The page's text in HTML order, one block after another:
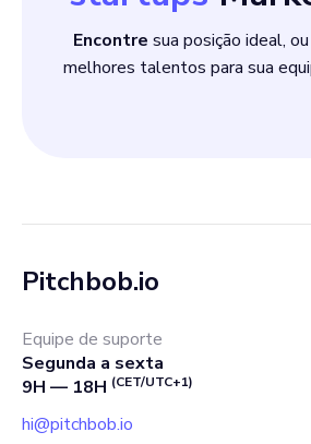
Encontre sua posição ideal, ou
melhores talentos para sua
Pitchbob.io
Equipe de suporte
Segunda a sexta
9H — 18H (CET/UTC+1)
hi@pitchbob.io